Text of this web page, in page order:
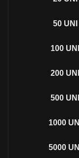
50 UNI
100 UNI
200 UNI
500 UNI
1000 UNI
5000 UNI